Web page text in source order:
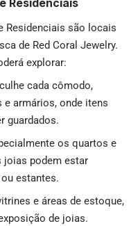
Residenciais são locais
de Red Coral Jewelry.
explorar:
cada cômodo,
e armários, onde itens
guardados.
os quartos e
joias podem estar
estantes.
e áreas de estoque,
de joias.